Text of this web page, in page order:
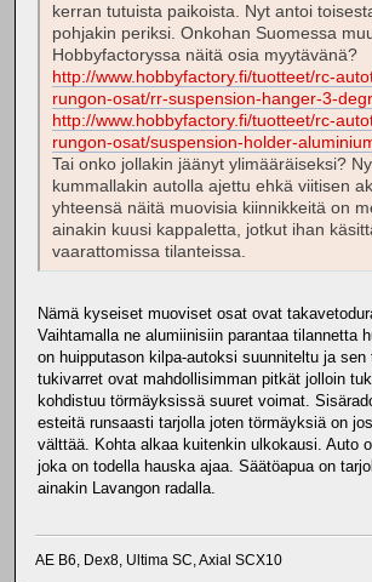
kerran tutuista paikoista. Nyt antoi
pohjakin periksi. Onkohan Suomessa
Hobbyfactoryssa näitä osia myytävänä?
http://www.hobbyfactory.fi/tuotteet/rc-
rungon-osat/rr-suspension-hanger-3-
http://www.hobbyfactory.fi/tuotteet/rc-
rungon-osat/suspension-holder-
Tai onko jollakin jäänyt ylimääräiseksi?
kummallakin autolla ajettu ehkä viitisen
yhteensä näitä muovisia kiinnikkeitä on
ainakin kuusi kappaletta, jotkut ihan
vaarattomissa tilanteissa.
Nämä kyseiset muoviset osat ovat
Vaihtamalla ne alumiinisiin parantaa tilannetta
on huipputason kilpa-autoksi suunniteltu ja sen
tukivarret ovat mahdollisimman pitkät jolloin
kohdistuu törmäyksissä suuret voimat.
esteitä runsaasti tarjolla joten törmäyksiä on
välttää. Kohta alkaa kuitenkin ulkokausi. Auto
joka on todella hauska ajaa. Säätöapua on
ainakin Lavangon radalla.
AE B6, Dex8, Ultima SC, Axial SCX10